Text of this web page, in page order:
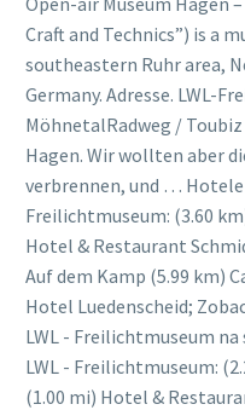
Craft and Technics”) is a
southeastern Ruhr area,
Germany. Adresse. LWL-
MöhnetalRadweg /
Hagen. Wir wollten aber
verbrennen, und … Hotele
Freilichtmuseum: (3.60
Hotel & Restaurant
Auf dem Kamp (5.99 km)
Hotel Luedenscheid;
LWL - Freilichtmuseum
LWL - Freilichtmuseum:
(1.00 mi) Hotel &